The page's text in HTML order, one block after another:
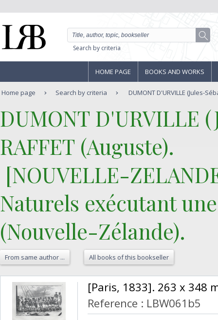
Search by criteria
HOME PAGE BOOKS AND WORKS
Home page Search by criteria DUMONT D'URVILLE (Jules-
‎DUMONT D'URVILLE
RAFFET (Auguste).‎
[NOUVELLE-
Naturels exécutant
(Nouvelle-Zélande).‎
From same author ... All books of this bookseller
‎[Paris, 1833]. 263 x 348
Reference : LBW061b5